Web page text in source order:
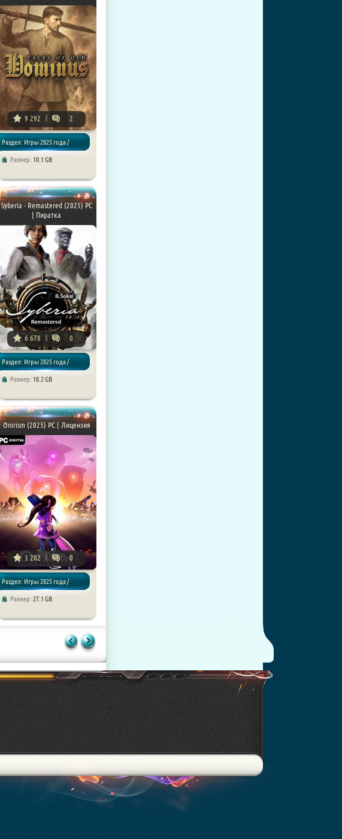
9 292 2
Раздел: Игры 2025 года /
Размер: 10.1 GB
Syberia - Remastered (2025) PC
| Пиратка
6 678 0
Раздел: Игры 2025 года /
Размер: 18.2 GB
Onirism (2025) PC | Лицензия
3 202 0
Раздел: Игры 2025 года /
Размер: 27.1 GB